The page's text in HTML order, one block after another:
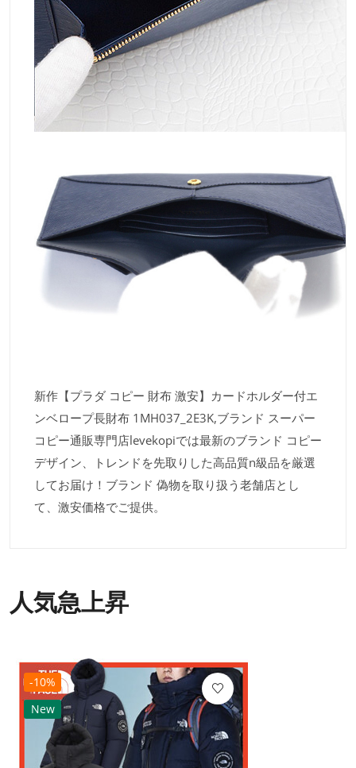
新作【プラダ コピー 財布 激安】カードホルダー付エ
ンベロープ長財布 1MH037_2E3K,ブランド スーパー
コピー通販専門店levekopiでは最新のブランド コピー
デザイン、トレンドを先取りした高品質n級品を厳選
してお届け！ブランド 偽物を取り扱う老舗店とし
て、激安価格でご提供。
人気急上昇
-10%
New